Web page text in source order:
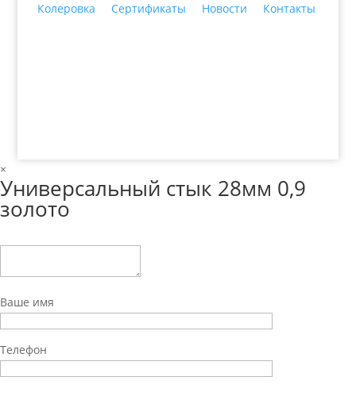
Колеровка
Сертификаты Новости Контакты
×
Универсальный стык 28мм 0,9
золото
Ваше имя
Телефон